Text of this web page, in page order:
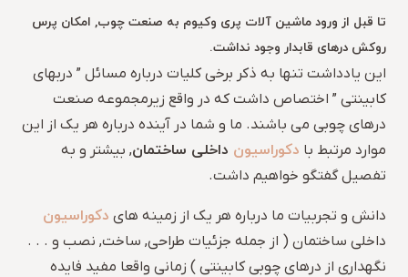
تا قبل از ورود ماشین آلات پری وکیوم به صنعت چوب, امکان پرس
روکش درهای قابدار وجود نداشت.
این یادداشت تنها به ذکر برخی کلیات درباره مسائل ” دربهای
کابینتی ” اختصاص داشت که در واقع زیرمجموعه صنعت
درهای چوبی می باشند. ما و شما در آینده درباره هر یک از این
موارد مرتبط با دکوراسیون داخلی ساختمان, بیشتر و به
تفصیل گفتگو خواهیم داشت.
دانش و تجربیات ما درباره هر یک از زمینه های دکوراسیون
داخلی ساختمان ( از جمله جزئیات طراحی, ساخت, نصب و . . .
نگهداری از درهای چوبی کابینتی ) زمانی واقعا مفید فایده